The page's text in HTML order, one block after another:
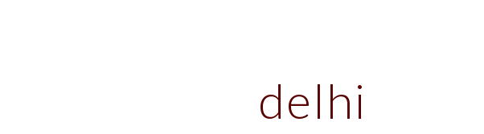
delhi